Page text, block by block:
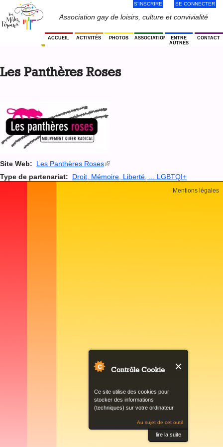
Contrôle Cookie
Ce site utilise des cookies pour
stocker des informations
(techniques) sur votre ordinateur.
Au sujet de cet outil
lire la suite
navigation
Association gay de loisirs, culture et convivialité
Menu
Utilisateur
S'INSCRIRE SE CONNECTER
ACCUEIL ACTIVITÉS PHOTOS ASSOCIATION
ENTRE
AUTRES
CONTACT
top
Les Panthères Roses
Site Web: Les Panthères Roses(le
lien
est
Type de partenariat:
Droit, Mémoire, Liberté, ... LGBTQI+
Mentions légales